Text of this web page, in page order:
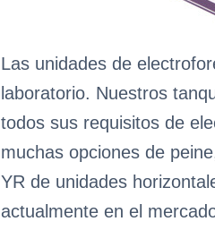
Las unidades de
laboratorio. Nuestros
todos sus requisitos de
muchas opciones de
YR de unidades
actualmente en el